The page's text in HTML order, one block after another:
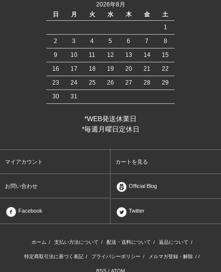
2026年8月
日
月 火 水 木 金
土
1
2
3 4 5 6 7
8
9
10 11 12 13 14
15
16
17 18 19 20 21
22
23
24 25 26 27 28
29
30
31
*WEB発送休業日
*毎週月曜日定休日
マイアカウント カートを見る
お問い合わせ Official Blog
Facebook Twitter
ホーム / 支払い方法について / 配送・送料について / 返品について /
特定商取引法に基づく表記 / プライバシーポリシー / メルマガ登録・解除 / /
RSS / ATOM